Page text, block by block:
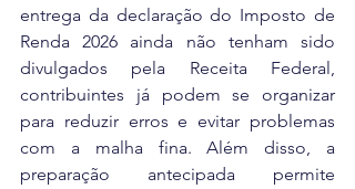
entrega da declaração do Imposto de
Renda 2026 ainda não tenham sido
divulgados pela Receita Federal,
contribuintes já podem se organizar
para reduzir erros e evitar problemas
com a malha fina. Além disso, a
preparação antecipada permite